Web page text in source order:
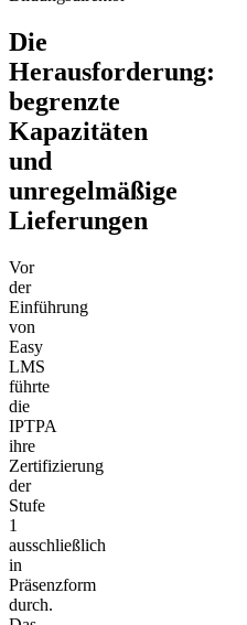
Die
Herausforderung:
begrenzte
Kapazitäten
und
unregelmäßige
Lieferungen
Vor
der
Einführung
von
Easy
LMS
führte
die
IPTPA
ihre
Zertifizierung
der
Stufe
1
ausschließlich
in
Präsenzform
durch.